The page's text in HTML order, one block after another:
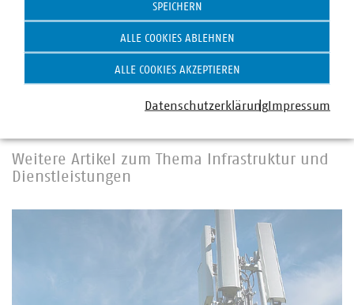
StadtreinigungStadtsauberkeit
Weitere Artikel zum Thema Infrastruktur und
Dienstleistungen
SPEICHERN
ALLE COOKIES ABLEHNEN
ALLE COOKIES AKZEPTIEREN
DatenschutzerklärungImpressum